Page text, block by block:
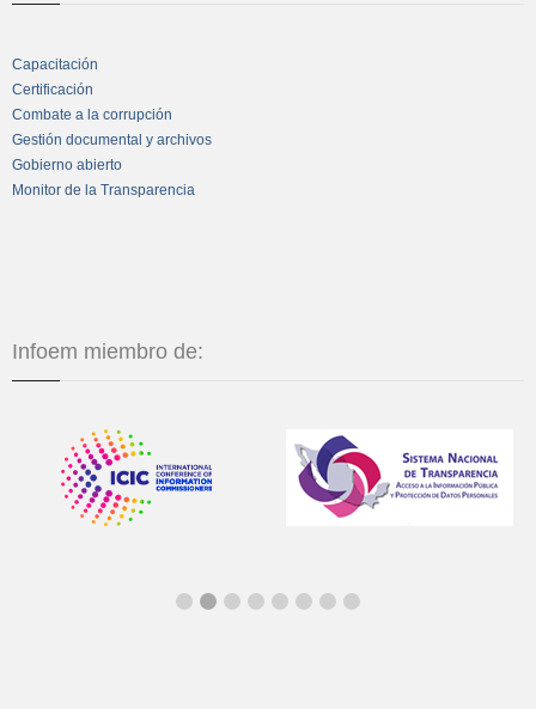
Capacitación
Certificación
Combate a la corrupción
Gestión documental y archivos
Gobierno abierto
Monitor de la Transparencia
Infoem miembro de: